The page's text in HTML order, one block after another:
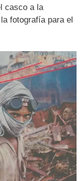
casco a la
fotografía para el